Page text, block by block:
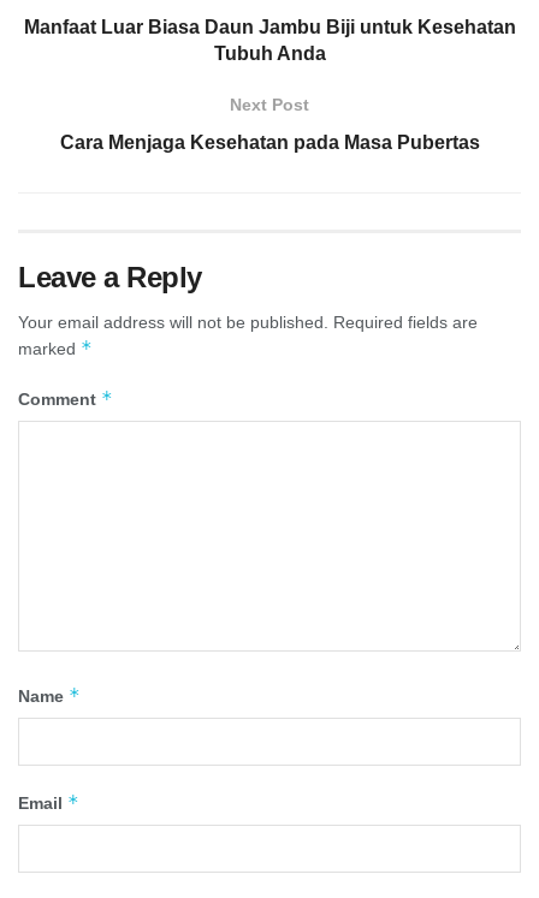
Manfaat Luar Biasa Daun Jambu Biji untuk Kesehatan
Tubuh Anda
Next Post
Cara Menjaga Kesehatan pada Masa Pubertas
Leave a Reply
Your email address will not be published.
Required fields are
marked *
Comment *
Name *
Email *